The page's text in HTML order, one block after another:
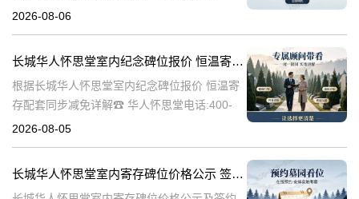
话:400-838-5063一、引言随着社会观念的进
2026-08-06
长城华人怀思堂室内纪念碑位报价 恒温寄存配套同步减免详解
根据长城华人怀思堂室内纪念碑位报价 恒温寄
存配套同步减免详解☎ 华人怀思堂电话:400-
838-5063在现代社会，随着生活节奏的加快和
2026-08-05
长城华人怀思堂室内寄存碑位价格公示 签约立减配套礼包详解